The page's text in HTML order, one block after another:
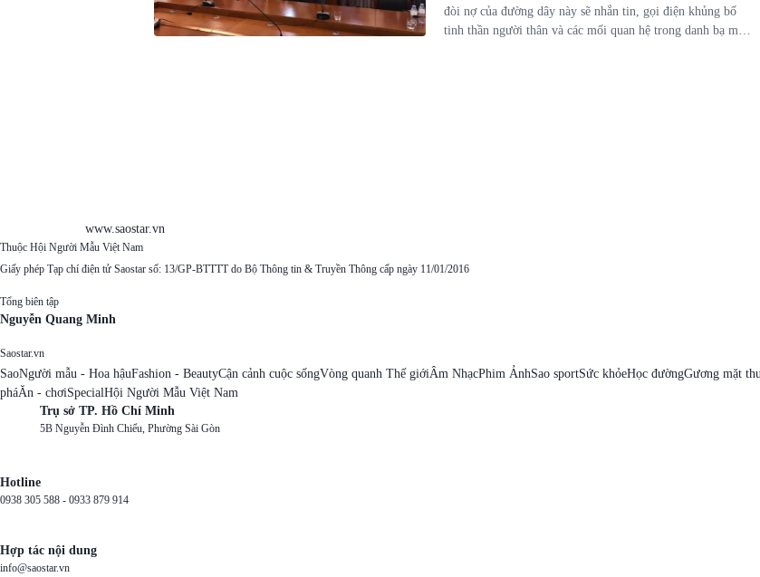
đòi nợ của đường dây này sẽ nhắn tin, gọi điện khủng bố
tinh thần người thân và các mối quan hệ trong danh bạ mà
www.saostar.vn
Thuộc Hội Người Mẫu Việt Nam
Giấy phép Tạp chí điện tử Saostar số: 13/GP-BTTTT do Bộ Thông tin & Truyền Thông cấp ngày 11/01/2016
Tổng biên tập
Nguyễn Quang Minh
Saostar.vn
SaoNgười mẫu - Hoa hậuFashion - BeautyCận cảnh cuộc sốngVòng quanh Thế giớiÂm NhạcPhim ẢnhSao sportSức khỏeHọc đườngGương mặt
pháĂn - chơiSpecialHội Người Mẫu Việt Nam
Trụ sở TP. Hồ Chí Minh
5B Nguyễn Đình Chiểu, Phường Sài Gòn
Hotline
0938 305 588 - 0933 879 914
Hợp tác nội dung
info@saostar.vn